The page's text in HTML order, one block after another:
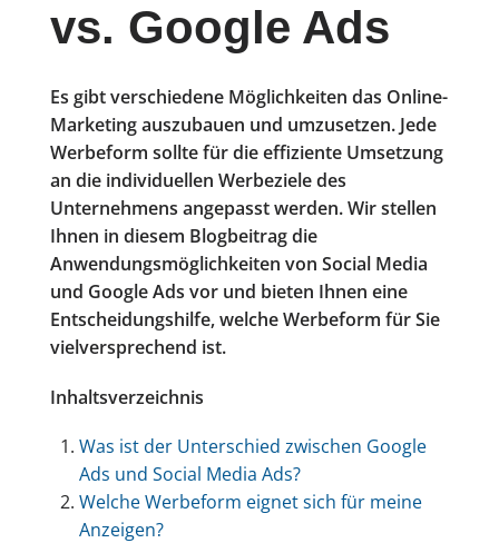
vs. Google Ads
Es gibt verschiedene Möglichkeiten das Online-
Marketing auszubauen und umzusetzen. Jede
Werbeform sollte für die effiziente Umsetzung
an die individuellen Werbeziele des
Unternehmens angepasst werden. Wir stellen
Ihnen in diesem Blogbeitrag die
Anwendungsmöglichkeiten von Social Media
und Google Ads vor und bieten Ihnen eine
Entscheidungshilfe, welche Werbeform für Sie
vielversprechend ist.
Inhaltsverzeichnis
Was ist der Unterschied zwischen Google
Ads und Social Media Ads?
Welche Werbeform eignet sich für meine
Anzeigen?